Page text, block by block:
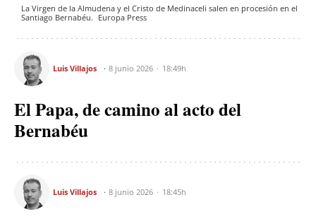
La Virgen de la Almudena y el Cristo de Medinaceli salen en procesión en el
Santiago Bernabéu. Europa Press
Luis Villajos 8 junio 2026 18:49h
El Papa, de camino al acto del
Bernabéu
Luis Villajos 8 junio 2026 18:45h